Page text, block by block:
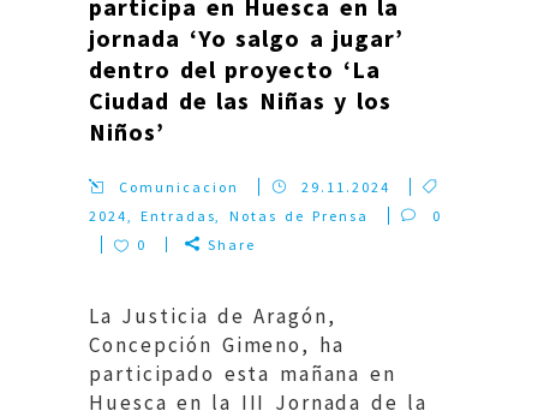
participa en Huesca en la
jornada ‘Yo salgo a jugar’
dentro del proyecto ‘La
Ciudad de las Niñas y los
Niños’
Comunicacion
29.11.2024
2024,Entradas, Notas de Prensa
0
0
Share
La Justicia de Aragón,
Concepción Gimeno, ha
participado esta mañana en
Huesca en la III Jornada de la